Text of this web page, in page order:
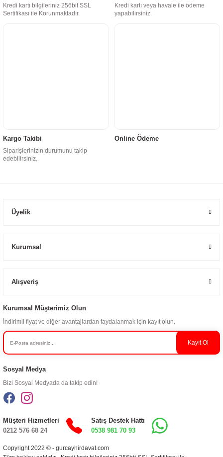
Kredi kartı bilgileriniz 256bit SSL
Sertifikası ile Korunmaktadır.
Kredi kartı veya havale ile ödeme
yapabilirsiniz.
Kargo Takibi
Siparişlerinizin durumunu takip
edebilirsiniz.
Online Ödeme
Üyelik
Kurumsal
Alışveriş
Kurumsal Müşterimiz Olun
İndirimli fiyat ve diğer avantajlardan faydalanmak için kayıt olun.
Kayıt Ol
Sosyal Medya
Bizi Sosyal Medyada da takip edin!
Copyright 2022 © - gurcayhirdavat.com
Müşteri Hizmetleri
0212 576 68 24
Satış Destek Hattı
0538 981 70 93